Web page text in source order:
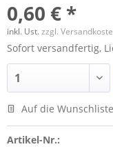
0,60 € *
inkl. Ust.zzgl.
Sofort versandfertig,
Auf die Wunschliste
Artikel-Nr.: